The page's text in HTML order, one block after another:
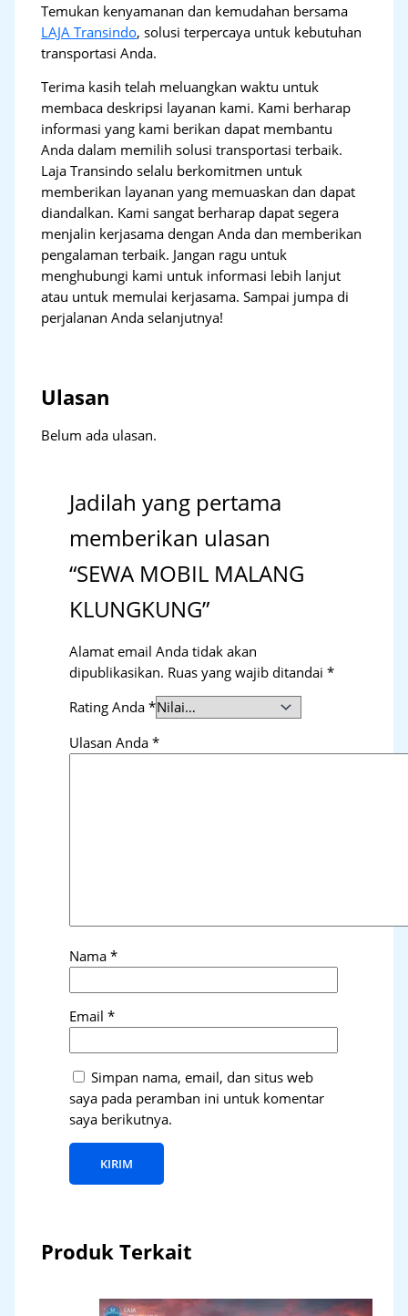
Temukan kenyamanan dan kemudahan bersama
LAJA Transindo, solusi terpercaya untuk kebutuhan
transportasi Anda.
Terima kasih telah meluangkan waktu untuk
membaca deskripsi layanan kami. Kami berharap
informasi yang kami berikan dapat membantu
Anda dalam memilih solusi transportasi terbaik.
Laja Transindo selalu berkomitmen untuk
memberikan layanan yang memuaskan dan dapat
diandalkan. Kami sangat berharap dapat segera
menjalin kerjasama dengan Anda dan memberikan
pengalaman terbaik. Jangan ragu untuk
menghubungi kami untuk informasi lebih lanjut
atau untuk memulai kerjasama. Sampai jumpa di
perjalanan Anda selanjutnya!
Ulasan
Belum ada ulasan.
Jadilah yang pertama
memberikan ulasan
“SEWA MOBIL MALANG
KLUNGKUNG”
Alamat email Anda tidak akan
dipublikasikan. Ruas yang wajib ditandai*
Rating Anda*
Ulasan Anda*
Nama*
Email*
Simpan nama, email, dan situs web
saya pada peramban ini untuk komentar
saya berikutnya.
Produk Terkait